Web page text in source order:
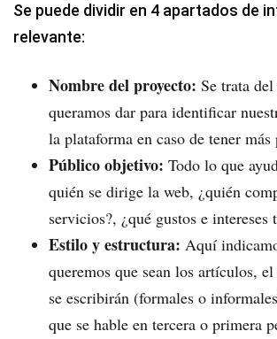
Se puede dividir en 4 apartados de
relevante:
Nombre del proyecto: Se trata
queramos dar para identificar
la plataforma en caso de tener más
Público objetivo: Todo lo que
quién se dirige la web, ¿quién
servicios?, ¿qué gustos e intereses
Estilo y estructura: Aquí
queremos que sean los artículos,
se escribirán (formales o
que se hable en tercera o primera